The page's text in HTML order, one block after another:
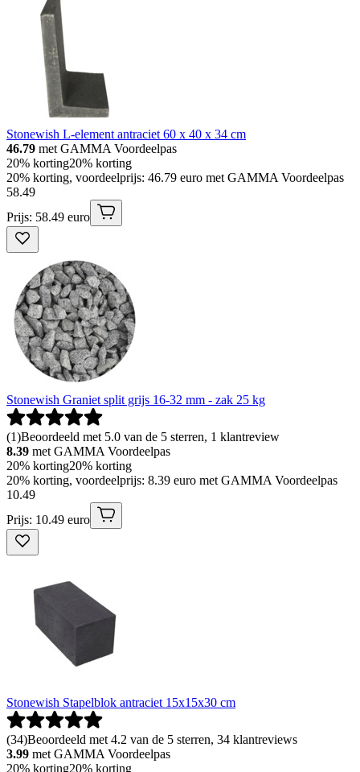
Stonewish L-element antraciet 60 x 40 x 34 cm
46.79 met GAMMA Voordeelpas
20% korting20% korting
20% korting, voordeelprijs: 46.79 euro met GAMMA Voordeelpas
58.49
Prijs: 58.49 euro
Stonewish Graniet split grijs 16-32 mm - zak 25 kg
(1)Beoordeeld met 5.0 van de 5 sterren, 1 klantreview
8.39 met GAMMA Voordeelpas
20% korting20% korting
20% korting, voordeelprijs: 8.39 euro met GAMMA Voordeelpas
10.49
Prijs: 10.49 euro
Stonewish Stapelblok antraciet 15x15x30 cm
(34)Beoordeeld met 4.2 van de 5 sterren, 34 klantreviews
3.99 met GAMMA Voordeelpas
20% korting20% korting